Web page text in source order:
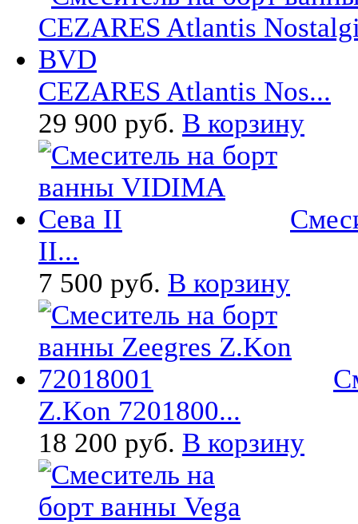
CEZARES Atlantis Nos...
29 900 руб. В корзину
II...
7 500 руб. В корзину
Z.Kon 7201800...
18 200 руб. В корзину